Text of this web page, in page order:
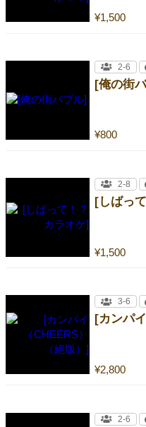
¥1,500
[俺の街
¥800
2-6
[しばっ
¥1,500
2-8
[カンパ
¥2,800
3-6
2-6